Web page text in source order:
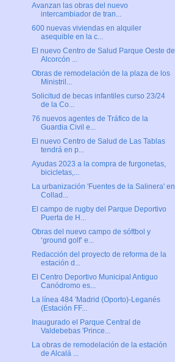
Avanzan las obras del nuevo
intercambiador de tran...
600 nuevas viviendas en alquiler
asequible en la c...
El nuevo Centro de Salud Parque Oeste de
Alcorcón ...
Obras de remodelación de la plaza de los
Ministril...
Solicitud de becas infantiles curso 23/24
de la Co...
76 nuevos agentes de Tráfico de la
Guardia Civil e...
El nuevo Centro de Salud de Las Tablas
tendrá en p...
Ayudas 2023 a la compra de furgonetas,
bicicletas,...
La urbanización 'Fuentes de la Salinera' en
Collad...
El campo de rugby del Parque Deportivo
Puerta de H...
Obras del nuevo campo de sóftbol y
‘ground golf’ e...
Redacción del proyecto de reforma de la
estación d...
El Centro Deportivo Municipal Antiguo
Canódromo es...
La línea 484 'Madrid (Oporto)-Leganés
(Estación FF...
Inaugurado el Parque Central de
Valdebebas 'Prince...
La obras de remodelación de la estación
de Alcalá ...